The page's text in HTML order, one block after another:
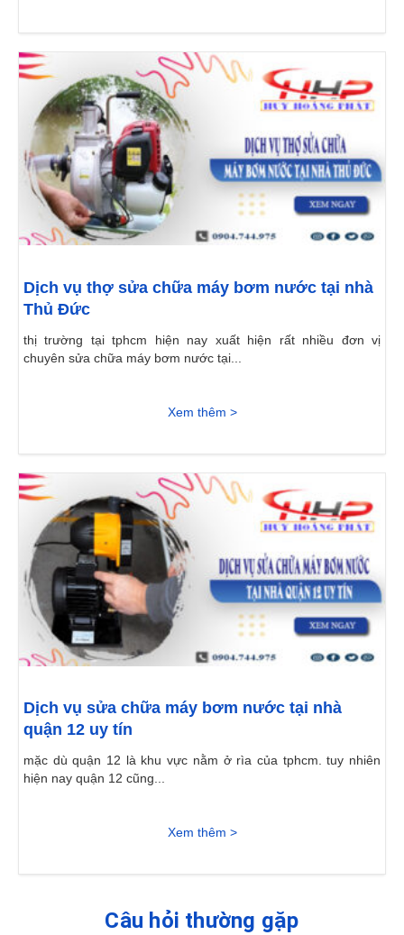
Dịch vụ thợ sửa chữa máy bơm nước tại nhà
Thủ Đức
thị trường tại tphcm hiện nay xuất hiện rất nhiều đơn vị
chuyên sửa chữa máy bơm nước tại...
Xem thêm >
Dịch vụ sửa chữa máy bơm nước tại nhà
quận 12 uy tín
mặc dù quận 12 là khu vực nằm ở rìa của tphcm. tuy nhiên
hiện nay quận 12 cũng...
Xem thêm >
Câu hỏi thường gặp